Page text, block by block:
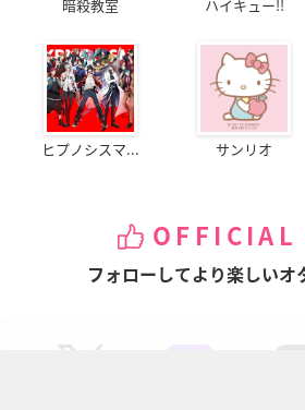
暗殺教室 ハイキュー!!
ヒプノシスマ... サンリオ
OFFICIAL
フォローしてより楽しいオ